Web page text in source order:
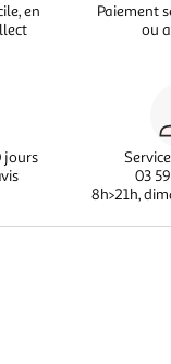
en
Paiement
ou
jours
03
8h>21h,